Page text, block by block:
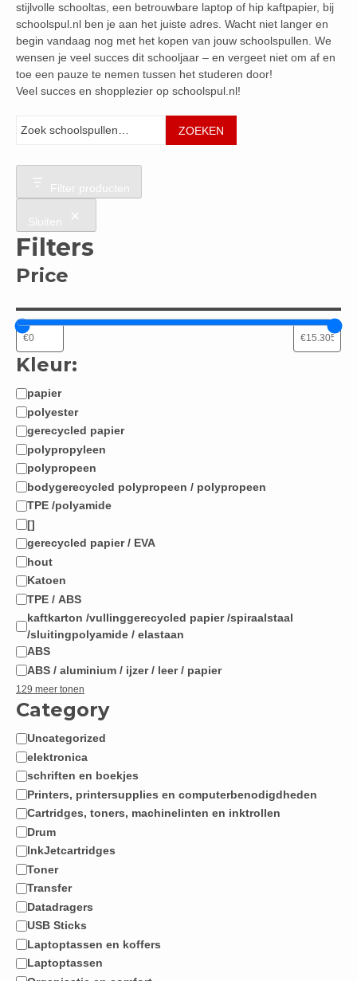
stijlvolle schooltas, een betrouwbare laptop of hip kaftpapier, bij
schoolspul.nl ben je aan het juiste adres. Wacht niet langer en
begin vandaag nog met het kopen van jouw schoolspullen. We
wensen je veel succes dit schooljaar – en vergeet niet om af en
toe een pauze te nemen tussen het studeren door!
Veel succes en shopplezier op schoolspul.nl!
Zoeken
ZOEKEN
Filter producten
Sluiten
Filters
Price
Kleur:
Materiaal:
papier
polyester
gerecycled papier
polypropyleen
polypropeen
bodygerecycled polypropeen / polypropeen
TPE /polyamide
[]
gerecycled papier / EVA
hout
Katoen
TPE / ABS
kaftkarton /vullinggerecycled papier /spiraalstaal
/sluitingpolyamide / elastaan
ABS
ABS / aluminium / ijzer / leer / papier
129 meer tonen
Category
Categorie
Uncategorized
elektronica
schriften en boekjes
Printers, printersupplies en computerbenodigdheden
Cartridges, toners, machinelinten en inktrollen
Drum
InkJetcartridges
Toner
Transfer
Datadragers
USB Sticks
Laptoptassen en koffers
Laptoptassen